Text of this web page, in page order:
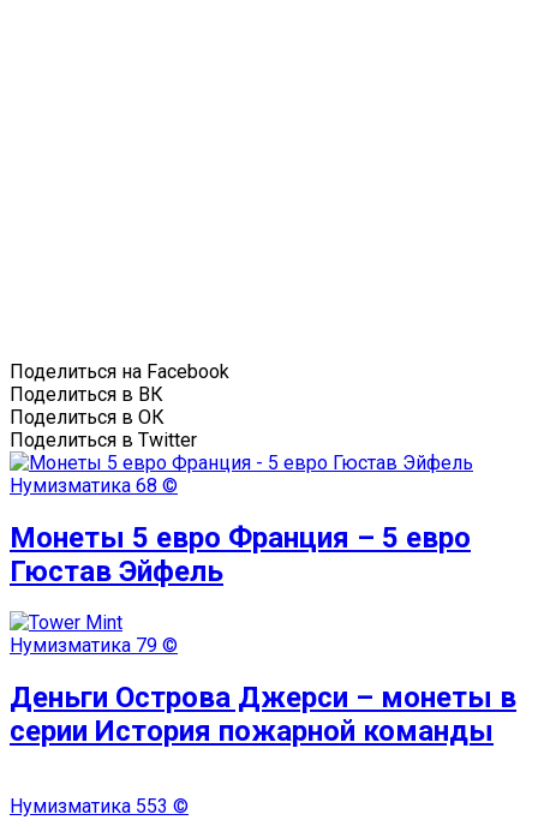
Поделиться на Facebook
Поделиться в ВК
Поделиться в ОК
Поделиться в Twitter
Нумизматика 68 ©
Монеты 5 евро Франция – 5 евро
Гюстав Эйфель
Нумизматика 79 ©
Деньги Острова Джерси – монеты в
серии История пожарной команды
Нумизматика 553 ©